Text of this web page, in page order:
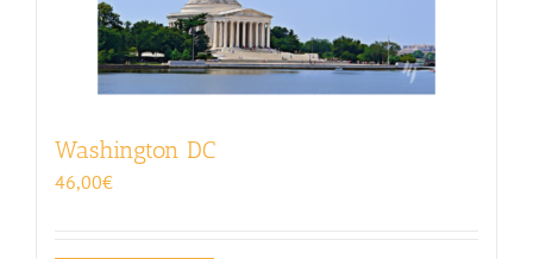
Washington DC
46,00€